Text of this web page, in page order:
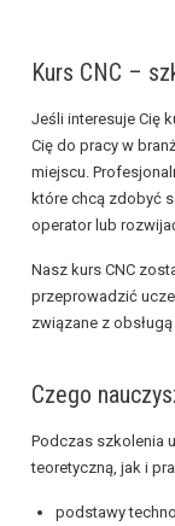
Kurs CNC –
Jeśli interesuje Cię
Cię do pracy w
miejscu.
które chcą zdobyć
operator lub
Nasz kurs CNC
przeprowadzić
związane z
Czego
Podczas szkolenia
teoretyczną, jak i
podstawy